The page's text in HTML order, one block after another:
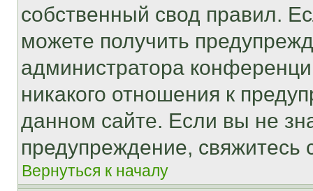
собственный свод правил.
можете получить
администратора
никакого отношения к
данном сайте. Если вы не
предупреждение,
Вернуться к началу